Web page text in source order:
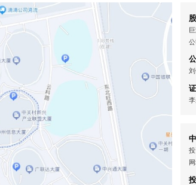
公
刘
李
投
网